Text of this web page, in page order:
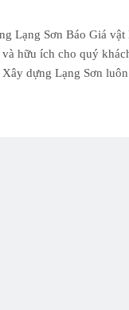
Lạng Sơn Báo Giá vật
hữu ích cho quý
dựng Lạng Sơn